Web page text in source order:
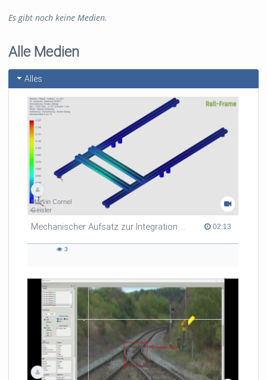
Es gibt noch keine Medien.
Alle Medien
Alles
Marvin Cornel
Geisler
Mechanischer Aufsatz zur Integration des Roboters LARA 5 auf den MAV 500 02:13
02:13 duration
3